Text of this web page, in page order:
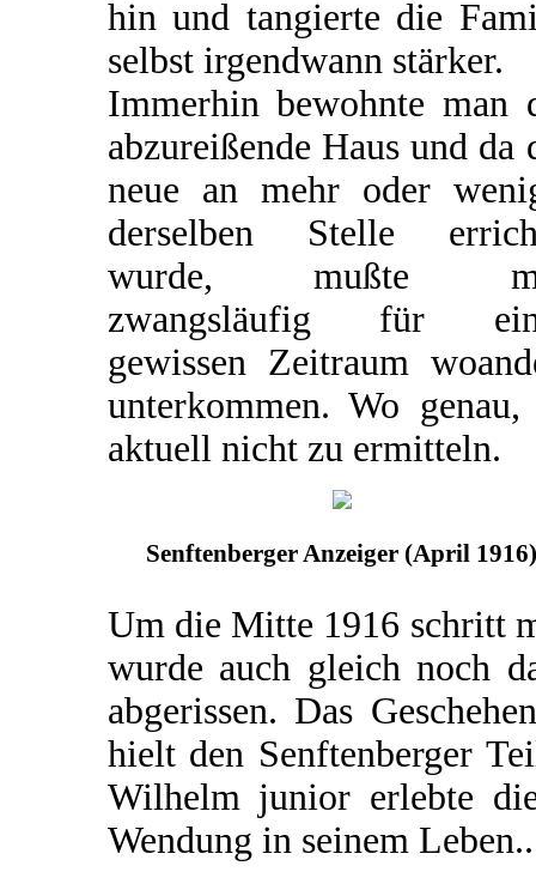
hin und tangierte die
selbst irgendwann stärker.
Immerhin bewohnte man
abzureißende Haus und da
neue an mehr oder
derselben Stelle
wurde, mußte
zwangsläufig für
gewissen Zeitraum
unterkommen. Wo
aktuell nicht zu ermitteln.
Senftenberger Anzeiger (April 1916)
Um die Mitte 1916 schritt
wurde auch gleich noch
abgerissen. Das
hielt den Senftenberger
Wilhelm junior erlebte
Wendung in seinem